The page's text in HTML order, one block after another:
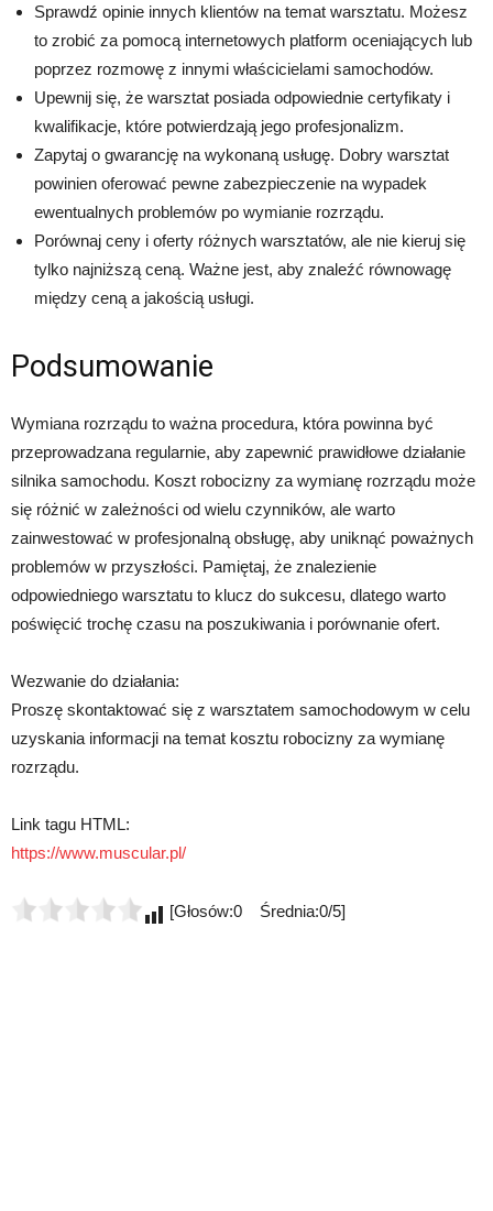
Sprawdź opinie innych klientów na temat warsztatu. Możesz
to zrobić za pomocą internetowych platform oceniających lub
poprzez rozmowę z innymi właścicielami samochodów.
Upewnij się, że warsztat posiada odpowiednie certyfikaty i
kwalifikacje, które potwierdzają jego profesjonalizm.
Zapytaj o gwarancję na wykonaną usługę. Dobry warsztat
powinien oferować pewne zabezpieczenie na wypadek
ewentualnych problemów po wymianie rozrządu.
Porównaj ceny i oferty różnych warsztatów, ale nie kieruj się
tylko najniższą ceną. Ważne jest, aby znaleźć równowagę
między ceną a jakością usługi.
Podsumowanie
Wymiana rozrządu to ważna procedura, która powinna być
przeprowadzana regularnie, aby zapewnić prawidłowe działanie
silnika samochodu. Koszt robocizny za wymianę rozrządu może
się różnić w zależności od wielu czynników, ale warto
zainwestować w profesjonalną obsługę, aby uniknąć poważnych
problemów w przyszłości. Pamiętaj, że znalezienie
odpowiedniego warsztatu to klucz do sukcesu, dlatego warto
poświęcić trochę czasu na poszukiwania i porównanie ofert.
Wezwanie do działania:
Proszę skontaktować się z warsztatem samochodowym w celu
uzyskania informacji na temat kosztu robocizny za wymianę
rozrządu.
Link tagu HTML:
https://www.muscular.pl/
[Głosów:0 Średnia:0/5]